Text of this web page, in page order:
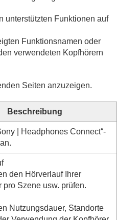
unterstützten Funktionen auf
Funktionsnamen oder
verwendeten Kopfhörern
Seiten anzuzeigen.
Beschreibung
| Headphones Connect“-
den Hörverlauf Ihrer
pro Szene usw. prüfen.
Nutzungsdauer, Standorte